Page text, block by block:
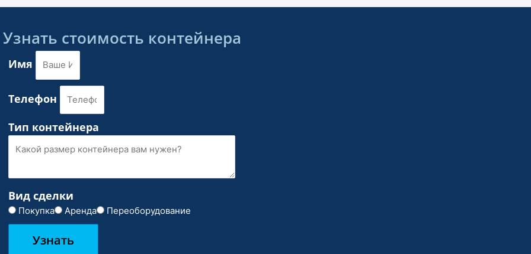
Узнать стоимость контейнера
Имя
Телефон
Тип контейнера
Вид сделки
Покупка Аренда Переоборудование
Узнать